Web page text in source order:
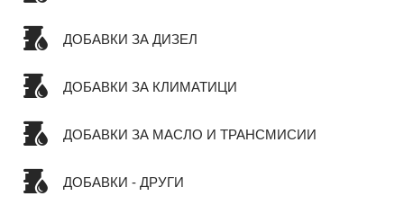
ДОБАВКИ ЗА ДИЗЕЛ
ДОБАВКИ ЗА КЛИМАТИЦИ
ДОБАВКИ ЗА МАСЛО И ТРАНСМИСИИ
ДОБАВКИ - ДРУГИ